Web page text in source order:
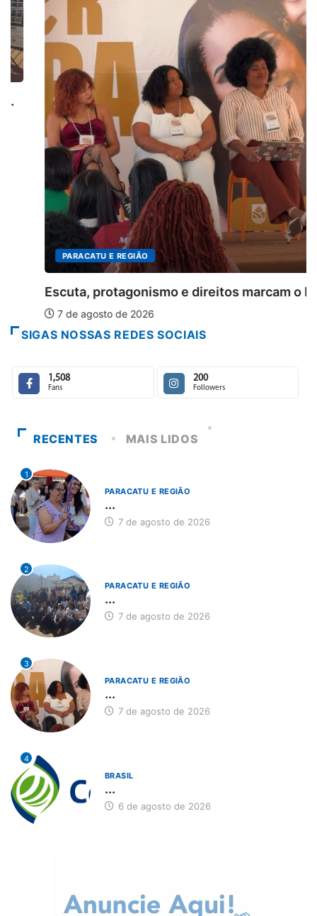
PARACATU E REGIÃO
Escuta, protagonismo e direitos marcam o I...
7 de agosto de 2026
SIGAS NOSSAS REDES SOCIAIS
1,508
Fans
200
Followers
RECENTES MAIS LIDOS
1
PARACATU E REGIÃO
...
7 de agosto de 2026
2
PARACATU E REGIÃO
...
7 de agosto de 2026
3
PARACATU E REGIÃO
...
7 de agosto de 2026
4
BRASIL
...
6 de agosto de 2026